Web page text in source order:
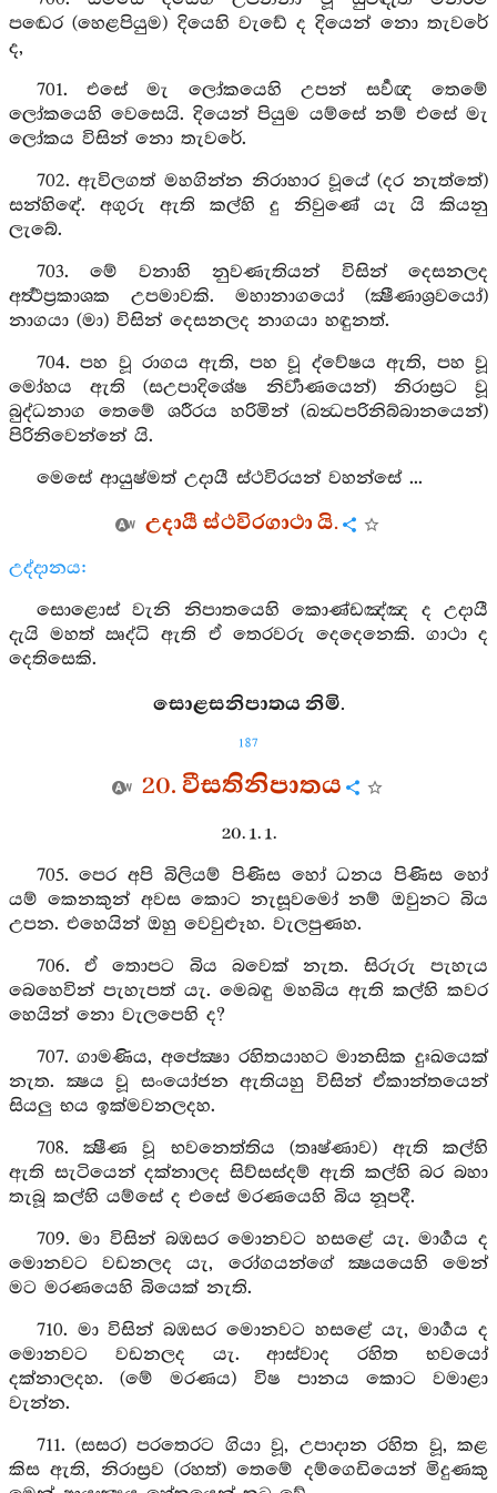
පඬෙර (හෙළපියුම) දියෙහි වැඩේ ද දියෙන් නො තැවරේ
ද,
701. එසේ මැ ලෝකයෙහි උපන් සර්‍වඥ තෙමේ
ලෝකයෙහි වෙසෙයි. දියෙන් පියුම යම්සේ නම් එසේ මැ
ලෝකය විසින් නො තැවරේ.
702. ඇවිලගත් මහගින්න නිරාහාර වූයේ (දර නැත්තේ)
සන්හිඳේ. අගුරු ඇති කල්හි දු නිවුණේ යැ යි කියනු
ලැබේ.
703. මේ වනාහි නුවණැතියන් විසින් දෙසනලද
අර්‍ත්‍ථප්‍රකාශක උපමාවකි. මහානාගයෝ (ක්‍ෂීණාශ්‍රවයෝ)
නාගයා (මා) විසින් දෙසනලද නාගයා හඳුනත්.
704. පහ වූ රාගය ඇති, පහ වූ ද්වේෂය ඇති, පහ වූ
මෝහය ඇති (සඋපාදිශේෂ නිර්‍වාණයෙන්) නිරාස්‍රට වූ
බුද්ධනාග තෙමේ ශරීරය හරිමින් (ඛන්‍ධපරිනිබ්බානයෙන්)
පිරිනිවෙන්නේ යි.
මෙසේ ආයුෂ්මත් උදායී ස්ථවිරයන් වහන්සේ ...
උදායී ස්ථවිරගාථා යි.
උද්දානය:
සොළොස් වැනි නිපාතයෙහි කොණ්ඩඤ්ඤ ද උදායී
දැයි මහත් ඍද්ධි ඇති ඒ තෙරවරු දෙදෙනෙකි. ගාථා ද
දෙතිසෙකි.
සොළසනිපාතය නිමි.
187
20. වීසතිනිපාතය
20. 1. 1.
705. පෙර අපි බිලියම් පිණිස හෝ ධනය පිණිස හෝ
යම් කෙනකුන් අවස කොට නැසූවමෝ නම් ඔවුනට බිය
උපන. එහෙයින් ඔහු වෙවුළූහ. වැලපුණහ.
706. ඒ තොපට බිය බවෙක් නැත. සිරුරු පැහැය
බෙහෙවින් පැහැපත් යැ. මෙබඳු මහබිය ඇති කල්හි කවර
හෙයින් නො වැලපෙහි ද?
707. ගාමණිය, අපේක්‍ෂා රහිතයාහට මානසික දුඃඛයෙක්
නැත. ක්‍ෂය වූ සංයෝජන ඇතියහු විසින් ඒකාන්තයෙන්
සියලු භය ඉක්මවනලදහ.
708. ක්‍ෂීණ වූ භවනෙත්තිය (තෘෂ්ණාව) ඇති කල්හි
ඇති සැටියෙන් දක්නාලද සිව්සස්දම් ඇති කල්හි බර බහා
තැබූ කල්හි යම්සේ ද එසේ මරණයෙහි බිය නූපදී.
709. මා විසින් බඹසර මොනවට හසළේ යැ. මාර්‍ගය ද
මොනවට වඩනලද යැ, රෝගයන්ගේ ක්‍ෂයයෙහි මෙන්
මට මරණයෙහි බියෙක් නැති.
710. මා විසින් බඹසර මොනවට හසළේ යැ, මාර්‍ගය ද
මොනවට වඩනලද යැ. ආස්වාද රහිත භවයෝ
දක්නාලදහ. (මේ මරණය) විෂ පානය කොට වමාළා
වැන්න.
711. (සසර) පරතෙරට ගියා වූ, උපාදාන රහිත වූ, කළ
කිස ඇති, නිරාස්‍රව (රහත්) තෙමේ දම්ගෙඩියෙන් මිදුණකු